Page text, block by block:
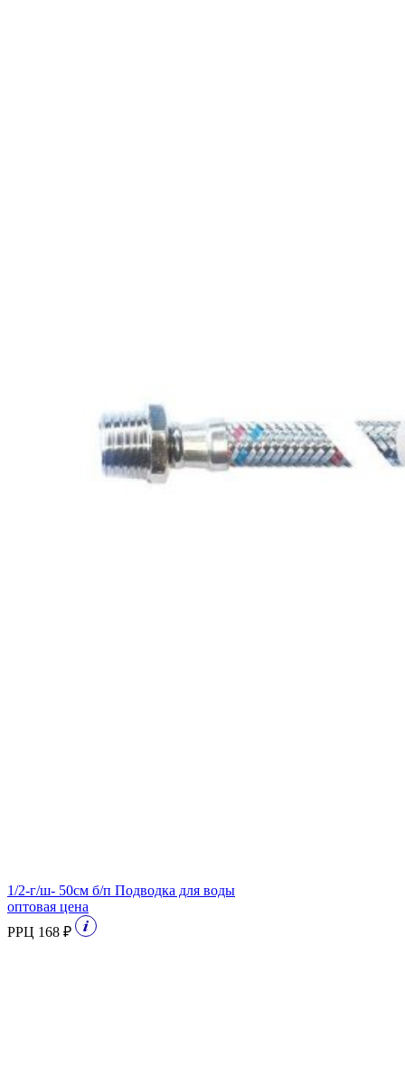
1/2-г/ш- 50см б/п Подводка для воды
оптовая цена
РРЦ 168 ₽